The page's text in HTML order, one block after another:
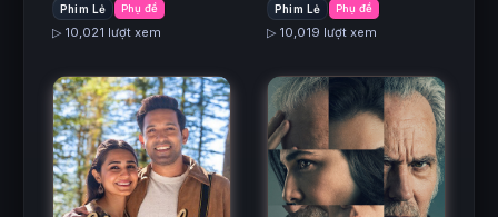
Phim Lẻ Phụ đề
▷ 10,021 lượt xem
Phim Lẻ Phụ đề
▷ 10,019 lượt xem